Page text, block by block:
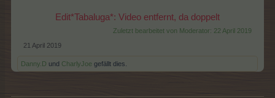
Edit*Tabaluga*: Video entfernt, da doppelt
Zuletzt bearbeitet von Moderator: 22 April 2019
21 April 2019
Danny.D und CharlyJoe gefällt dies.